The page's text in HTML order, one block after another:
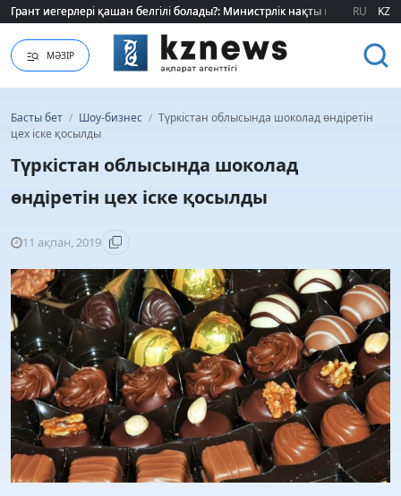
Грант иегерлері қашан белгілі болады?: Министрлік нақты мерзімді
Грант иегерлері қашан белгілі болады?: Министрлік нақты мерзімді
RU KZ
МӘЗІР
Басты бет / Шоу-бизнес / Түркістан облысында шоколад өндіретін
цех іске қосылды
Түркістан облысында шоколад
өндіретін цех іске қосылды
11 ақпан, 2019